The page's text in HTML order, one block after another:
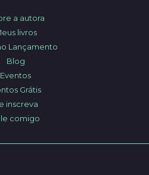
a autora
livros
Lançamento
Blog
Eventos
Grátis
inscreva
comigo